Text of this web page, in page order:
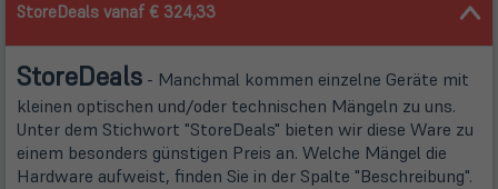
StoreDeals vanaf € 324,33
StoreDeals - Manchmal kommen einzelne Geräte mit
kleinen optischen und/oder technischen Mängeln zu uns.
Unter dem Stichwort "StoreDeals" bieten wir diese Ware zu
einem besonders günstigen Preis an. Welche Mängel die
Hardware aufweist, finden Sie in der Spalte "Beschreibung".